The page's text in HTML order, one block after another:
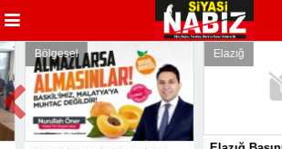
Bölgesel Elazığ